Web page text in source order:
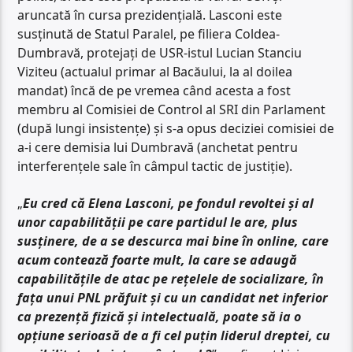
aruncată în cursa prezidențială. Lasconi este
susținută de Statul Paralel, pe filiera Coldea-
Dumbravă, protejați de USR-istul Lucian Stanciu
Viziteu (actualul primar al Bacăului, la al doilea
mandat) încă de pe vremea când acesta a fost
membru al Comisiei de Control al SRI din Parlament
(după lungi insistențe) și s-a opus deciziei comisiei de
a-i cere demisia lui Dumbravă (anchetat pentru
interferențele sale în câmpul tactic de justiție).
„Eu cred că Elena Lasconi, pe fondul revoltei și al
unor capabilității pe care partidul le are, plus
susținere, de a se descurca mai bine în online, care
acum contează foarte mult, la care se adaugă
capabilitățile de atac pe rețelele de socializare, în
fața unui PNL prăfuit și cu un candidat net inferior
ca prezență fizică și intelectuală, poate să ia o
opțiune serioasă de a fi cel puțin liderul dreptei, cu